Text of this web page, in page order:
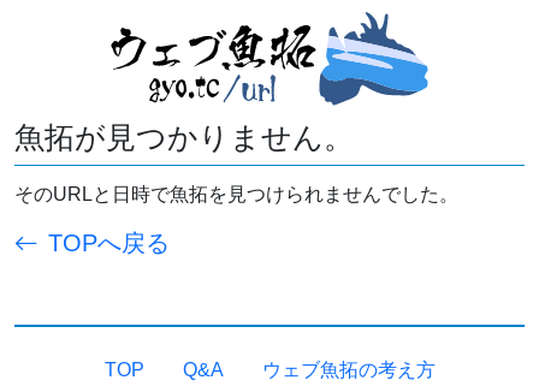
魚拓が見つかりません。
そのURLと日時で魚拓を見つけられませんでした。
TOPへ戻る
TOP Q&A ウェブ魚拓の考え方